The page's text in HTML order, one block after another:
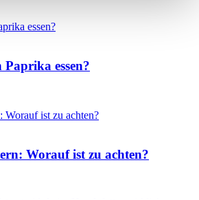
essen?
Worauf ist zu achten?